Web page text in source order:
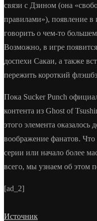
связи с Дзином (она
правилами»), появление в
говорить о чем-то
Возможно, в игре
доспехи Сакаи, а также
пережить короткий
Пока Sucker Punch
контента из Ghost of
этого элемента оказалось
воображение фанатов.
серии или начало более
всего, мы узнаем об этом
[ad_2]
Источник